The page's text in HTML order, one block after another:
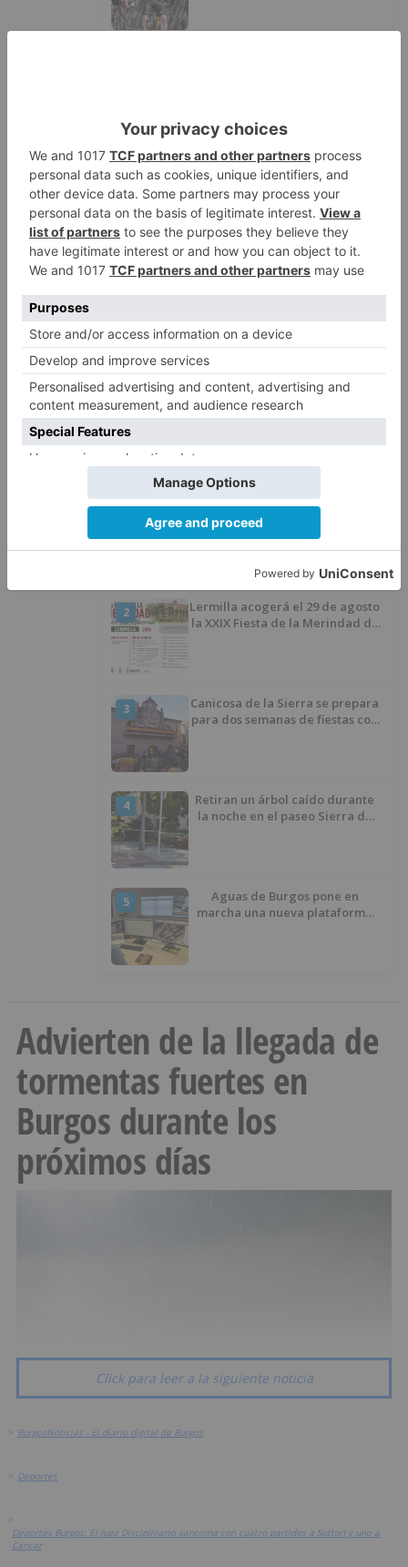
3
Seis proyectos de Burgos
recibirán 7,5 millones de euros
para impulsar plantas solares
4
Herido un hombre de 35 años
que iba en silla de ruedas tras
ser atropellado en Burgos
5
El PSOE advierte de que el
Ayuntamiento de Burgos ha
"vaciado la hucha" y depende
del Ministerio para sostener las
inversiones
LO ÚLTIMO
El flamenco contemporáneo de
La Flamenkería llega este
domingo a Tórtoles de Esgueva
2
Lermilla acogerá el 29 de agosto
la XXIX Fiesta de la Merindad de
3
Canicosa de la Sierra se prepara
para dos semanas de fiestas con
4
Retiran un árbol caído durante
la noche en el paseo Sierra de
5
Aguas de Burgos pone en
marcha una nueva plataforma
Advierten de la llegada de
tormentas fuertes en
Burgos durante los
próximos días
Click para leer a la siguiente noticia
> BurgosNoticias - El diario digital de Burgos
> Deportes
>
Deportes Burgos: El Juez Disciplinario sanciona con cuatro partidos a Sutton y uno a
Cancar